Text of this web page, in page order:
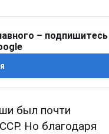
– подпишитесь
был почти
Но благодаря